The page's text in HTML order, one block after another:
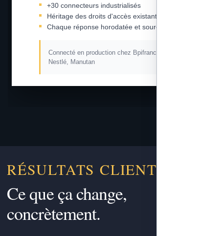
+30 connecteurs industrialisés
Héritage des droits d'accès existants
Chaque réponse horodatée et sourcée
Connecté en production chez Bpifrance, L'Oréal,
Nestlé, Manutan
RÉSULTATS CLIENTS
Ce que ça change,
concrètement.